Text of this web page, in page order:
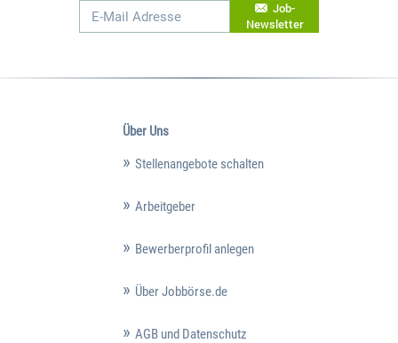
Job-
Newsletter
Über Uns
Stellenangebote schalten
Arbeitgeber
Bewerberprofil anlegen
Über Jobbörse.de
AGB und Datenschutz